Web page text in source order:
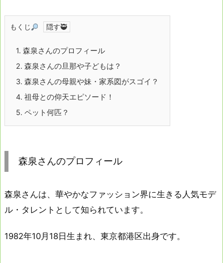
もくじ
1. 森泉さんのプロフィール
2. 森泉さんの旦那や子どもは？
3. 森泉さんの母親や妹・家系図がスゴイ？
4. 祖母との仰天エピソード！
5. ペット何匹？
森泉さんのプロフィール
森泉さんは、華やかなファッション界に生きる人気モデ
ル・タレントとして知られています。
1982年10月18日生まれ、東京都港区出身です。